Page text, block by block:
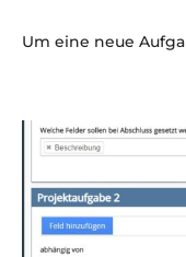
Um eine neue